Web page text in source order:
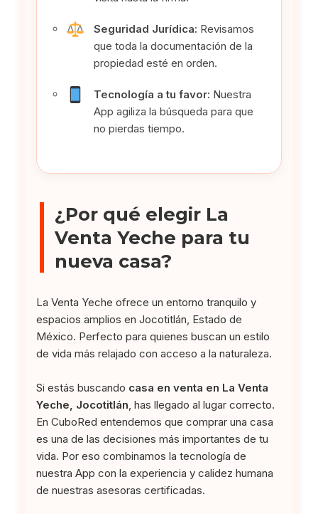
Seguridad Jurídica: Revisamos
que toda la documentación de la
propiedad esté en orden.
Tecnología a tu favor: Nuestra
App agiliza la búsqueda para que
no pierdas tiempo.
¿Por qué elegir La
Venta Yeche para tu
nueva casa?
La Venta Yeche ofrece un entorno tranquilo y
espacios amplios en Jocotitlán, Estado de
México. Perfecto para quienes buscan un estilo
de vida más relajado con acceso a la naturaleza.
Si estás buscando casa en venta en La Venta
Yeche, Jocotitlán , has llegado al lugar correcto.
En CuboRed entendemos que comprar una casa
es una de las decisiones más importantes de tu
vida. Por eso combinamos la tecnología de
nuestra App con la experiencia y calidez humana
de nuestras asesoras certificadas.